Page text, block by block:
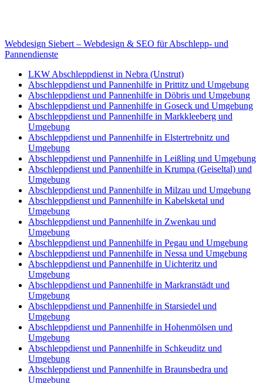
Webdesign Siebert – Webdesign & SEO für Abschlepp- und
Pannendienste
LKW Abschleppdienst in Nebra (Unstrut)
Abschleppdienst und Pannenhilfe in Prittitz und Umgebung
Abschleppdienst und Pannenhilfe in Döbris und Umgebung
Abschleppdienst und Pannenhilfe in Goseck und Umgebung
Abschleppdienst und Pannenhilfe in Markkleeberg und
Umgebung
Abschleppdienst und Pannenhilfe in Elstertrebnitz und
Umgebung
Abschleppdienst und Pannenhilfe in Leißling und Umgebung
Abschleppdienst und Pannenhilfe in Krumpa (Geiseltal) und
Umgebung
Abschleppdienst und Pannenhilfe in Milzau und Umgebung
Abschleppdienst und Pannenhilfe in Kabelsketal und
Umgebung
Abschleppdienst und Pannenhilfe in Zwenkau und
Umgebung
Abschleppdienst und Pannenhilfe in Pegau und Umgebung
Abschleppdienst und Pannenhilfe in Nessa und Umgebung
Abschleppdienst und Pannenhilfe in Uichteritz und
Umgebung
Abschleppdienst und Pannenhilfe in Markranstädt und
Umgebung
Abschleppdienst und Pannenhilfe in Starsiedel und
Umgebung
Abschleppdienst und Pannenhilfe in Hohenmölsen und
Umgebung
Abschleppdienst und Pannenhilfe in Schkeuditz und
Umgebung
Abschleppdienst und Pannenhilfe in Braunsbedra und
Umgebung